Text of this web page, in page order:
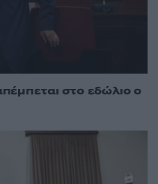
στο εδώλιο ο